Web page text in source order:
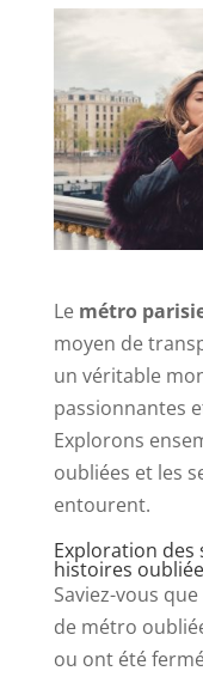
Le métro
moyen de
un véritable
passionnantes
Explorons
oubliées et les
entourent.
Exploration
histoires
Saviez-vous
de métro
ou ont été